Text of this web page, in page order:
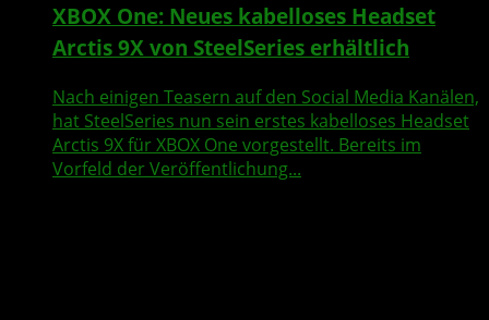
XBOX One: Neues kabelloses Headset
Arctis 9X von SteelSeries erhältlich
Nach einigen Teasern auf den Social Media Kanälen,
hat SteelSeries nun sein erstes kabelloses Headset
Arctis 9X für XBOX One vorgestellt. Bereits im
Vorfeld der Veröffentlichung...